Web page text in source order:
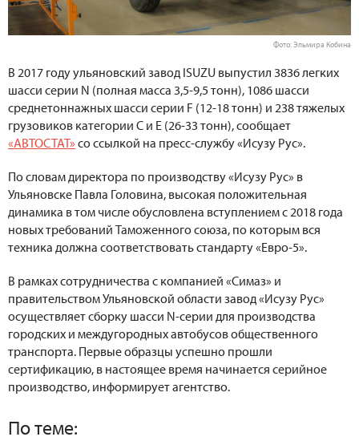
Фото: Эльмира Кобина
В 2017 году ульяновский завод ISUZU выпустил 3836 легких
шасси серии N (полная масса 3,5-9,5 тонн), 1086 шасси
среднетоннажных шасси серии F (12-18 тонн) и 238 тяжелых
грузовиков категории С и Е (26-33 тонн), сообщает
«АВТОСТАТ» со ссылкой на пресс-службу «Исузу Рус».
По словам директора по производству «Исузу Рус» в
Ульяновске Павла Головина, высокая положительная
динамика в том числе обусловлена вступлением с 2018 года
новых требований Таможенного союза, по которым вся
техника должна соответствовать стандарту «Евро-5».
В рамках сотрудничества с компанией «Симаз» и
правительством Ульяновской области завод «Исузу Рус»
осуществляет сборку шасси N-серии для производства
городских и междугородных автобусов общественного
транспорта. Первые образцы успешно прошли
сертификацию, в настоящее время начинается серийное
производство, информирует агентство.
По теме: